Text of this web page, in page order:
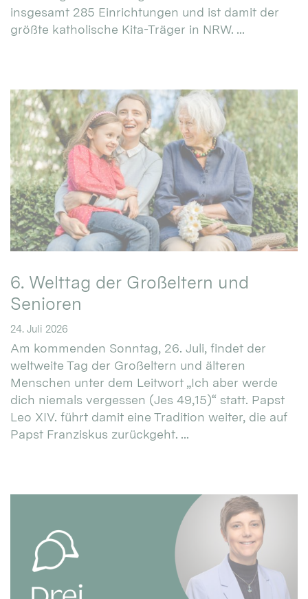
insgesamt 285 Einrichtungen und ist damit der
größte katholische Kita-Träger in NRW. ...
6. Welttag der Großeltern und
Senioren
24. Juli 2026
Am kommenden Sonntag, 26. Juli, findet der
weltweite Tag der Großeltern und älteren
Menschen unter dem Leitwort „Ich aber werde
dich niemals vergessen (Jes 49,15)“ statt. Papst
Leo XIV. führt damit eine Tradition weiter, die auf
Papst Franziskus zurückgeht. ...